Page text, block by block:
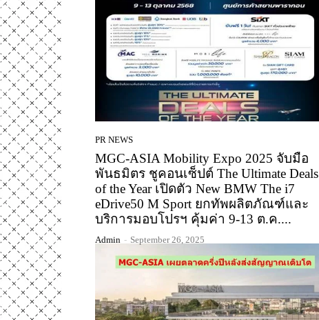
PR NEWS
MGC-ASIA Mobility Expo 2025 จับมือ
พันธมิตร ชูคอนเซ็ปต์ The Ultimate Deals
of the Year เปิดตัว New BMW The i7
eDrive50 M Sport ยกทัพผลิตภัณฑ์และ
บริการมอบโปรฯ คุ้มค่า 9-13 ต.ค....
Admin - September 26, 2025